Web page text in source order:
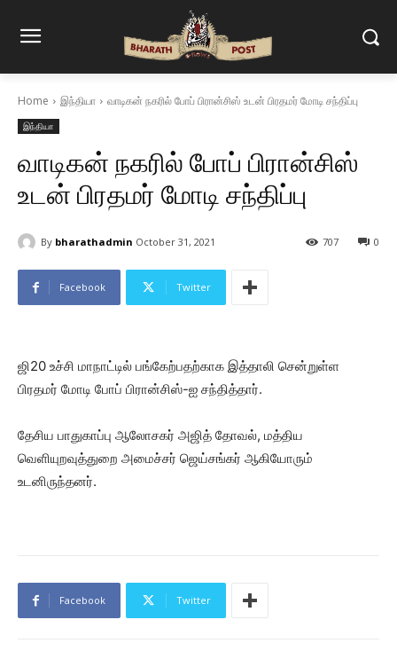
Home இந்தியா வாடிகன் நகரில் போப் பிரான்சிஸ் உடன் பிரதமர் மோடி சந்திப்பு
இந்தியா
வாடிகன் நகரில் போப் பிரான்சிஸ்
உடன் பிரதமர் மோடி சந்திப்பு
By bharathadmin October 31, 2021 0
707
Facebook Twitter
ஜி20 உச்சி மாநாட்டில் பங்கேற்பதற்காக இத்தாலி சென்றுள்ள
பிரதமர் மோடி போப் பிரான்சிஸ்-ஐ சந்தித்தார்.
தேசிய பாதுகாப்பு ஆலோசகர் அஜித் தோவல், மத்திய
வெளியுறவுத்துறை அமைச்சர் ஜெய்சங்கர் ஆகியோரும்
உடனிருந்தனர்.
Facebook Twitter